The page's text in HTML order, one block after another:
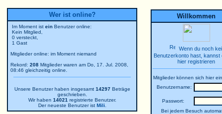
Wer ist online?
Im Moment ist ein Benutzer online:
Kein Mitglied,
0 versteckt,
1 Gast
Mitglieder online: im Moment niemand
Rekord: 208 Mitglieder waren am Do, 17. Jul. 2008,
08:46 gleichzeitig online.
Unsere Benutzer haben insgesamt 14297Beträge
geschrieben.
Wir haben 14021 registrierte Benutzer.
Der neueste Benutzer ist Mili
Willkommen
Wenn du noch
Benutzerkonto hast, kannst
hier registrieren
Mitglieder können sich hier
Benutzername:
Passwort:
Bei jedem Besuch